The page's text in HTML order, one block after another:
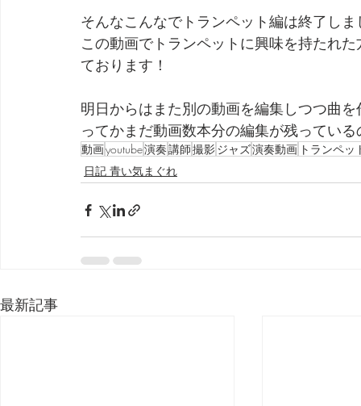
そんなこんなでトランペット編は終了しま
この動画でトランペットに興味を持たれ
ております！
明日からはまた別の動画を編集しつつ曲
ってかまだ動画数本分の編集が残っている
動画youtube演奏講師撮影ジャズ演奏動画 トランペッ
日記 青い気まぐれ
最新記事